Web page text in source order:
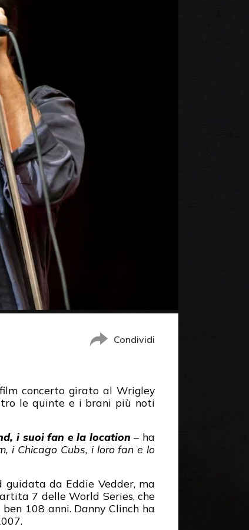
Condividi
concerto girato al Wrigley
le quinte e i brani più noti
i suoi fan e la location – ha
i Chicago Cubs, i loro fan e lo
guidata da Eddie Vedder, ma
7 delle World Series, che
108 anni. Danny Clinch ha